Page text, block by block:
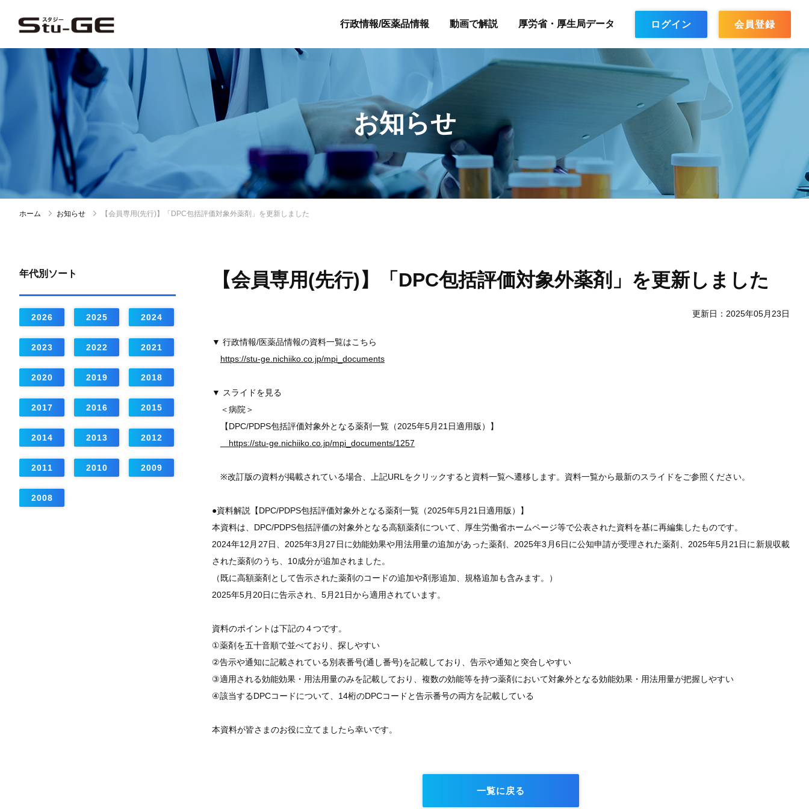
行政情報/医薬品情報 動画で解説 厚労省・厚生局データ ログイン 会員登録
お知らせ
ホーム お知らせ 【会員専用(先行)】「DPC包括評価対象外薬剤」を更新しました
【会員専用(先行)】「DPC包括評価対象外薬剤」を更新しました
更新日：2025年05月23日
▼ 行政情報/医薬品情報の資料一覧はこちら
https://stu-ge.nichiiko.co.jp/mpi_documents
▼ スライドを見る
＜病院＞
【DPC/PDPS包括評価対象外となる薬剤一覧（2025年5月21日適用版）】
https://stu-ge.nichiiko.co.jp/mpi_documents/1257
※改訂版の資料が掲載されている場合、上記URLをクリックすると資料一覧へ遷移します。資料一覧から最新のスライドをご参照ください。
●資料解説【DPC/PDPS包括評価対象外となる薬剤一覧（2025年5月21日適用版）】
本資料は、DPC/PDPS包括評価の対象外となる高額薬剤について、厚生労働省ホームページ等で公表された資料を基に再編集したものです。
2024年12月27日、2025年3月27日に効能効果や用法用量の追加があった薬剤、2025年3月6日に公知申請が受理された薬剤、2025年5月21日に新規収載
された薬剤のうち、10成分が追加されました。
（既に高額薬剤として告示された薬剤のコードの追加や剤形追加、規格追加も含みます。）
2025年5月20日に告示され、5月21日から適用されています。
資料のポイントは下記の４つです。
①薬剤を五十音順で並べており、探しやすい
②告示や通知に記載されている別表番号(通し番号)を記載しており、告示や通知と突合しやすい
③適用される効能効果・用法用量のみを記載しており、複数の効能等を持つ薬剤において対象外となる効能効果・用法用量が把握しやすい
④該当するDPCコードについて、14桁のDPCコードと告示番号の両方を記載している
本資料が皆さまのお役に立てましたら幸いです。
一覧に戻る
年代別ソート
2026 2025 2024
2023 2022 2021
2020 2019 2018
2017 2016 2015
2014 2013 2012
2011 2010 2009
2008